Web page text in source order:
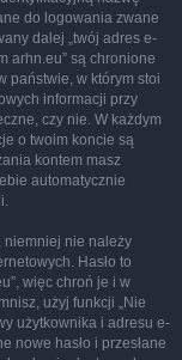
do logowania zwane
dalej „twój adres e-
arhn.eu” są chronione
państwie, w którym stoi
informacji przy
czy nie. W każdym
o twoim koncie są
kontem masz
automatycznie
niemniej nie należy
Hasło to
więc chroń je i w
użyj funkcji „Nie
użytkownika i adresu e-
nowe hasło i przesłane